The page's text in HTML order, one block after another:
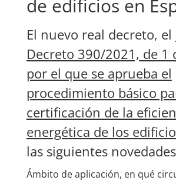
de edificios en
El nuevo real decreto, el
Decreto 390/2021, de 1
por el que se aprueba el
procedimiento básico
certificación de la
energética de los
las siguientes
Ámbito de aplicación, en qué